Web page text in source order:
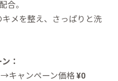
合。
メを整え、さっぱりと洗
：
→キャンペーン価格¥0